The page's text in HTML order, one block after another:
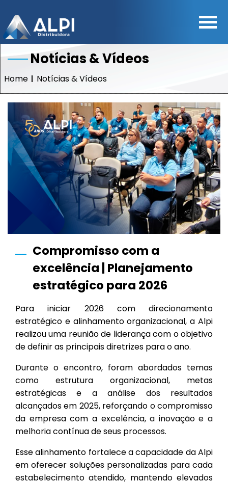
Notícias & Vídeos
Home Notícias & Vídeos
Compromisso com a
excelência | Planejamento
estratégico para 2026
Para iniciar 2026 com direcionamento
estratégico e alinhamento organizacional, a Alpi
realizou uma reunião de liderança com o objetivo
de definir as principais diretrizes para o ano.
Durante o encontro, foram abordados temas
como estrutura organizacional, metas
estratégicas e a análise dos resultados
alcançados em 2025, reforçando o compromisso
da empresa com a excelência, a inovação e a
melhoria contínua de seus processos.
Esse alinhamento fortalece a capacidade da Alpi
em oferecer soluções personalizadas para cada
estabelecimento atendido, mantendo elevados